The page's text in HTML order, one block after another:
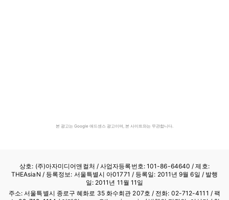
본 광고는 Google 애드센스 광고이며, 본 사이트와는 무관합니다.
상호: (주)아자미디어앤컬처 /사업자등록번호: 101-86-64640 / 제호:
THEAsiaN / 등록정보: 서울특별시 아01771 / 등록일: 2011년 9월 6일 / 발행
일: 2011년 11월 11일
주소: 서울특별시 종로구 혜화로 35 화수회관 207호 / 전화: 02-712-4111 / 팩